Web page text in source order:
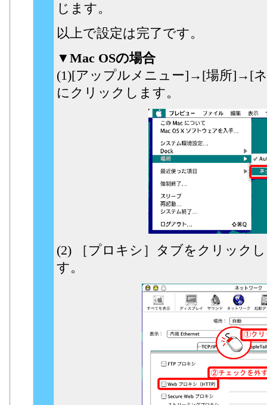
じます。
以上で設定は完了です。
▼Mac OSの場合
(1)[アップルメニュー]→[場所]→[
にクリックします。
(2) ［プロキシ］タブをクリック
す。